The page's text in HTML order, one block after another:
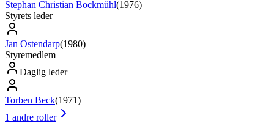
Stephan Christian Bockmühl(1976)
Styrets leder
Jan Ostendarp(1980)
Styremedlem
Daglig leder
Torben Beck(1971)
1 andre roller